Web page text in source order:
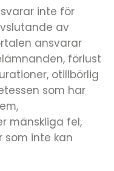
inte för
av
ansvarar
förlust
otillbörlig
som har
mänskliga fel,
som inte kan